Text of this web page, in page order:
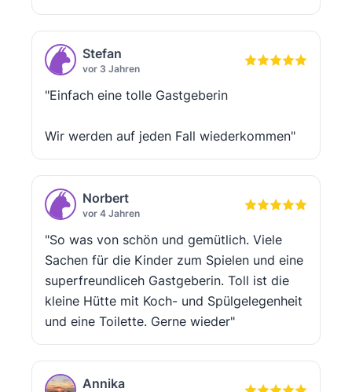
Stefan
vor 3 Jahren
"Einfach eine tolle Gastgeberin
Wir werden auf jeden Fall wiederkommen"
Norbert
vor 4 Jahren
"So was von schön und gemütlich. Viele
Sachen für die Kinder zum Spielen und eine
superfreundliceh Gastgeberin. Toll ist die
kleine Hütte mit Koch- und Spülgelegenheit
und eine Toilette. Gerne wieder"
Annika